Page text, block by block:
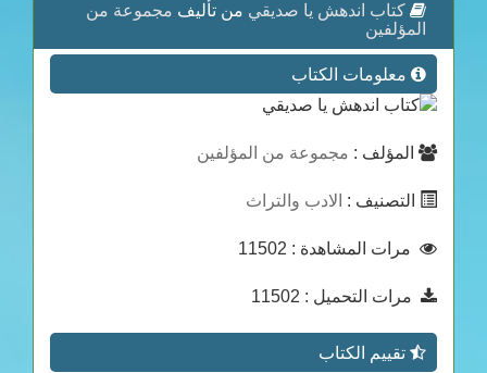
كتاب اندهش يا صديقي من تأليف مجموعة من
المؤلفين
معلومات الكتاب
المؤلف : مجموعة من المؤلفين
التصنيف : الادب والتراث
مرات المشاهدة : 11502
مرات التحميل : 11502
تقييم الكتاب